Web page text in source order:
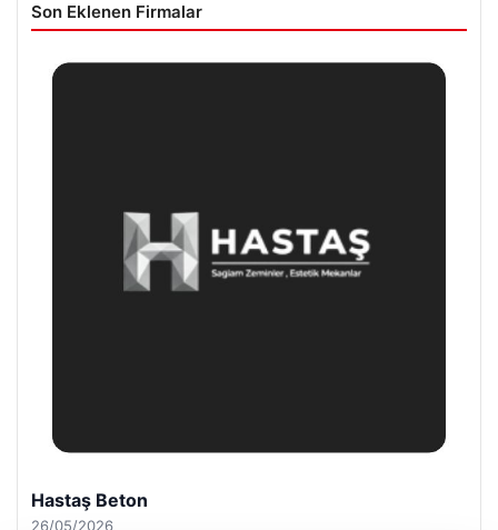
Son Eklenen Firmalar
Enes Kaplan Avukatlık Bürosu
28/04/2026